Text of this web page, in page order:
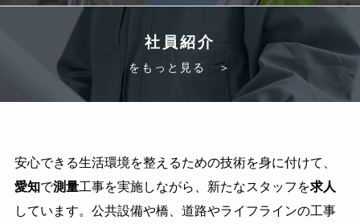
社員紹介
をもっと見る ＞
安心できる生活環境を整えるための技術を身に付けて、
愛知で測量工事を実施しながら、新たなスタッフを求人
しています。公共設備や橋、道路やライフラインの工事